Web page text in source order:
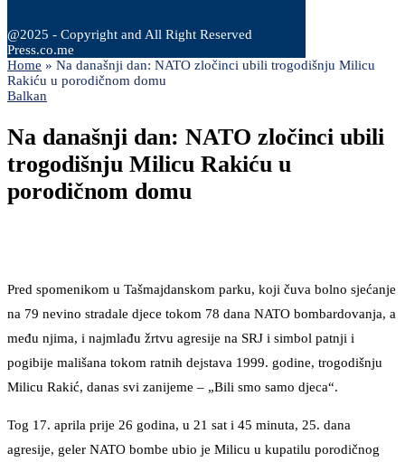
@2025 - Copyright and All Right Reserved
Press.co.me
Home » Na današnji dan: NATO zločinci ubili trogodišnju Milicu
Rakiću u porodičnom domu
Balkan
Na današnji dan: NATO zločinci ubili
trogodišnju Milicu Rakiću u
porodičnom domu
Pred spomenikom u Tašmajdanskom parku, koji čuva bolno sjećanje
na 79 nevino stradale djece tokom 78 dana NATO bombardovanja, a
među njima, i najmlađu žrtvu agresije na SRJ i simbol patnji i
pogibije mališana tokom ratnih dejstava 1999. godine, trogodišnju
Milicu Rakić, danas svi zanijeme – „Bili smo samo djeca“.
Tog 17. aprila prije 26 godina, u 21 sat i 45 minuta, 25. dana
agresije, geler NATO bombe ubio je Milicu u kupatilu porodičnog